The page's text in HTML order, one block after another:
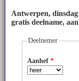
Antwerpen,
gratis deelname,
Deelnemer
Aanhef *